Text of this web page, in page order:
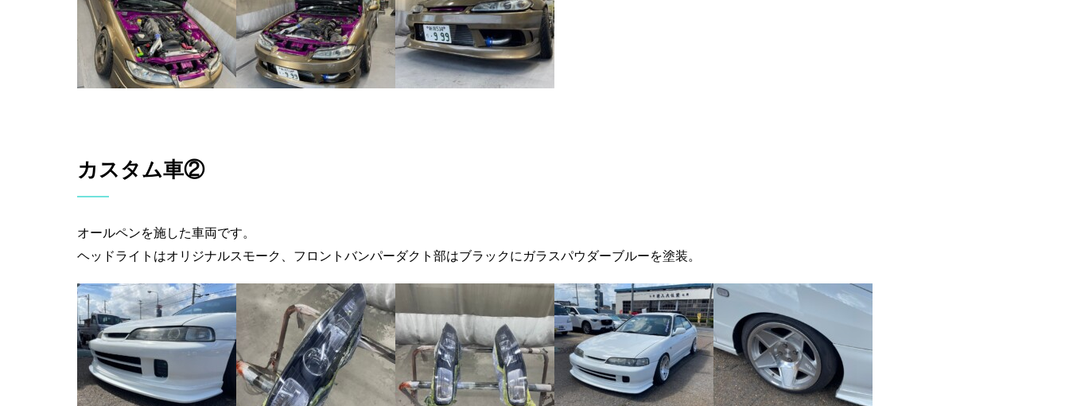
カスタム車②
オールペンを施した車両です。
ヘッドライトはオリジナルスモーク、フロントバンパーダクト部はブラックにガラスパウダーブルーを塗装。